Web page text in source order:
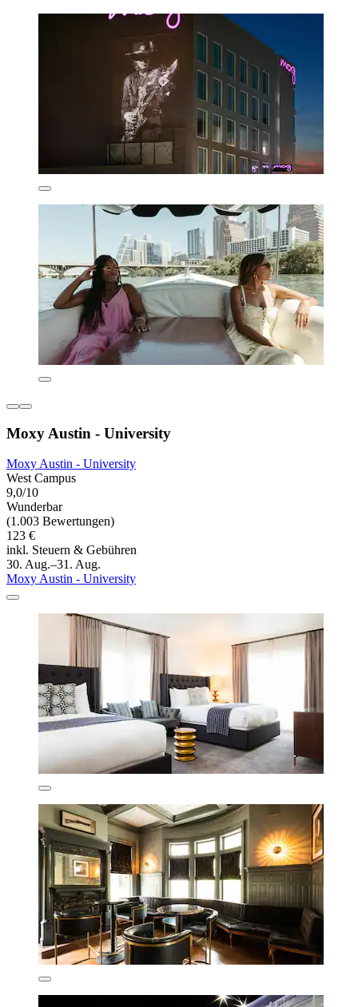
Moxy Austin - University
Moxy Austin - University
West Campus
9,0/10
Wunderbar
(1.003 Bewertungen)
123 €
inkl. Steuern & Gebühren
30. Aug.–31. Aug.
Moxy Austin - University